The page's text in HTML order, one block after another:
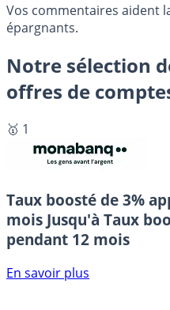
Vos commentaires aident
épargnants.
Notre sélection
offres de
🥇 1
Taux boosté de 3%
mois Jusqu'à Taux
pendant 12 mois
En savoir plus